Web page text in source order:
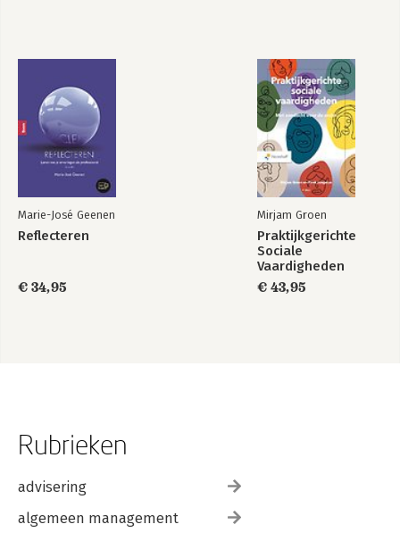
Marie-José Geenen
Reflecteren
€ 34,95
Mirjam Groen
Praktijkgerichte
Sociale
Vaardigheden
€ 43,95
Rubrieken
advisering
algemeen management